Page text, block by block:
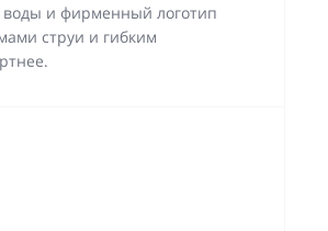
и фирменный логотип
струи и гибким